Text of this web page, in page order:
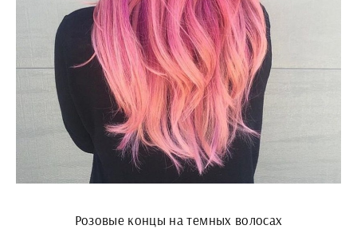
Розовые концы на темных волосах